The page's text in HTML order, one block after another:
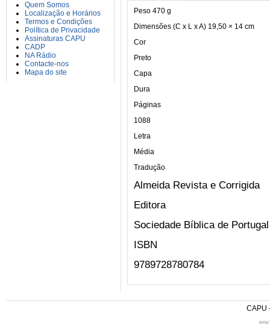
Quem Somos
Localização e Horários
Termos e Condições
Política de Privacidade
Assinaturas CAPU
CADP
NA Rádio
Contacte-nos
Mapa do site
Peso 470 g
Dimensões (C x L x A) 19,50 × 14 cm
Cor
Preto
Capa
Dura
Páginas
1088
Letra
Média
Tradução
Almeida Revista e Corrigida
Editora
Sociedade Bíblica de Portugal
ISBN
9789728780784
CAPU